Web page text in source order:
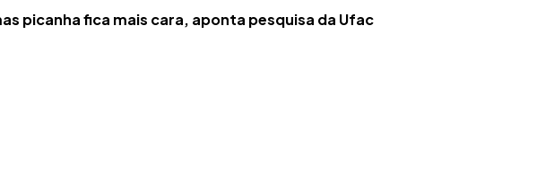
picanha fica mais cara, aponta pesquisa da Ufac